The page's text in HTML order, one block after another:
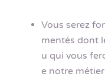
Vous serez
mentés dont
u qui vous
e notre